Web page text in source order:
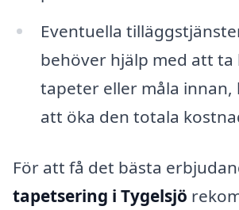
Eventuella
behöver hjälp med att ta
tapeter eller måla innan,
att öka den totala
För att få det bästa
tapetsering i Tygelsjö